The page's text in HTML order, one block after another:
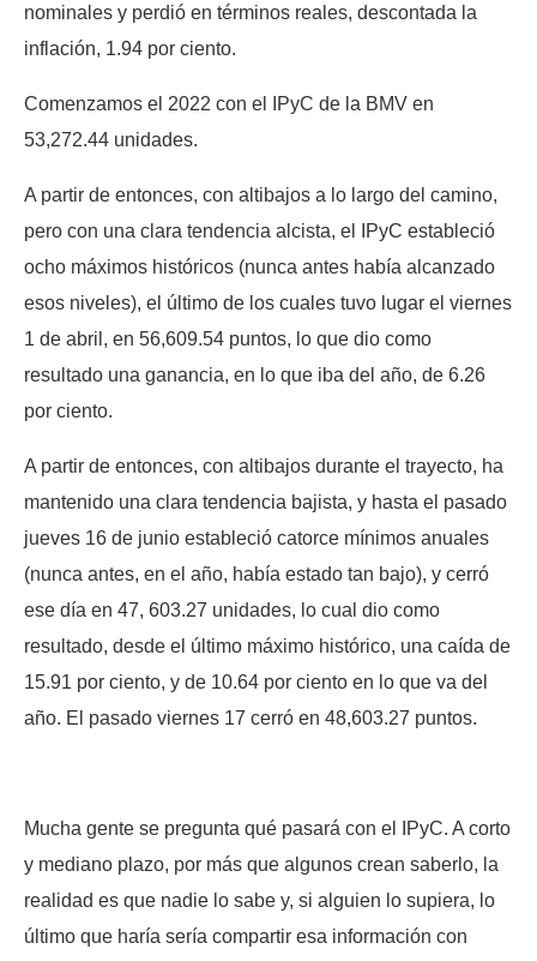
nominales y perdió en términos reales, descontada la
inflación, 1.94 por ciento.
Comenzamos el 2022 con el IPyC de la BMV en
53,272.44 unidades.
A partir de entonces, con altibajos a lo largo del camino,
pero con una clara tendencia alcista, el IPyC estableció
ocho máximos históricos (nunca antes había alcanzado
esos niveles), el último de los cuales tuvo lugar el viernes
1 de abril, en 56,609.54 puntos, lo que dio como
resultado una ganancia, en lo que iba del año, de 6.26
por ciento.
A partir de entonces, con altibajos durante el trayecto, ha
mantenido una clara tendencia bajista, y hasta el pasado
jueves 16 de junio estableció catorce mínimos anuales
(nunca antes, en el año, había estado tan bajo), y cerró
ese día en 47, 603.27 unidades, lo cual dio como
resultado, desde el último máximo histórico, una caída de
15.91 por ciento, y de 10.64 por ciento en lo que va del
año. El pasado viernes 17 cerró en 48,603.27 puntos.
Mucha gente se pregunta qué pasará con el IPyC. A corto
y mediano plazo, por más que algunos crean saberlo, la
realidad es que nadie lo sabe y, si alguien lo supiera, lo
último que haría sería compartir esa información con